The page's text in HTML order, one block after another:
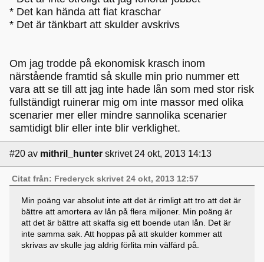
* Det kan hända att fiat kraschar
* Det är tänkbart att skulder avskrivs
Om jag trodde på ekonomisk krasch inom
närstående framtid så skulle min prio nummer ett
vara att se till att jag inte hade lån som med stor risk
fullständigt ruinerar mig om inte massor med olika
scenarier mer eller mindre sannolika scenarier
samtidigt blir eller inte blir verklighet.
#20 av mithril_hunter skrivet 24 okt, 2013 14:13
Citat från: Frederyck skrivet 24 okt, 2013 12:57
Min poäng var absolut inte att det är rimligt att tro att det är
bättre att amortera av lån på flera miljoner. Min poäng är
att det är bättre att skaffa sig ett boende utan lån. Det är
inte samma sak. Att hoppas på att skulder kommer att
skrivas av skulle jag aldrig förlita min välfärd på.